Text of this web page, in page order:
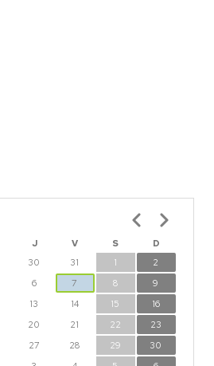
J V S
D
30 31 1
2
6 7 8
9
13 14 15
16
20 21 22
23
27 28 29
30
Paginación